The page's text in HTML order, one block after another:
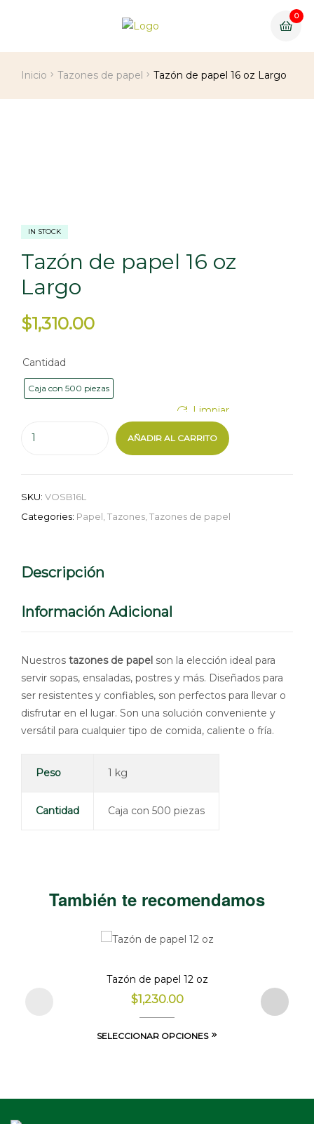
0
Inicio Tazones de papel Tazón de papel 16 oz Largo
IN STOCK
Tazón de papel 16 oz
Largo
$1,310.00
Cantidad
Caja con 500 piezas
Limpiar
AÑADIR AL CARRITO
SKU: VOSB16L
Categories: Papel Tazones Tazones de papel
Descripción
Información Adicional
Nuestros tazones de papel son la elección ideal para
servir sopas, ensaladas, postres y más. Diseñados para
ser resistentes y confiables, son perfectos para llevar o
disfrutar en el lugar. Son una solución conveniente y
versátil para cualquier tipo de comida, caliente o fría.
Peso 1 kg
Cantidad Caja con 500 piezas
También te recomendamos
Tazón de papel 12 oz
$1,230.00
SELECCIONAR OPCIONES